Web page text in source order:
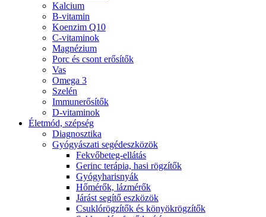
Kalcium
B-vitamin
Koenzim Q10
C-vitaminok
Magnézium
Porc és csont erősítők
Vas
Omega 3
Szelén
Immunerősítők
D-vitaminok
Életmód, szépség
Diagnosztika
Gyógyászati segédeszközök
Fekvőbeteg-ellátás
Gerinc terápia, hasi rögzítők
Gyógyharisnyák
Hőmérők, lázmérők
Járást segítő eszközök
Csuklórögzítők és könyökrögzítők